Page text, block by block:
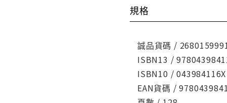
規格
誠品貨碼 /
ISBN13 /
ISBN10 / 043984116X
EAN貨碼 /